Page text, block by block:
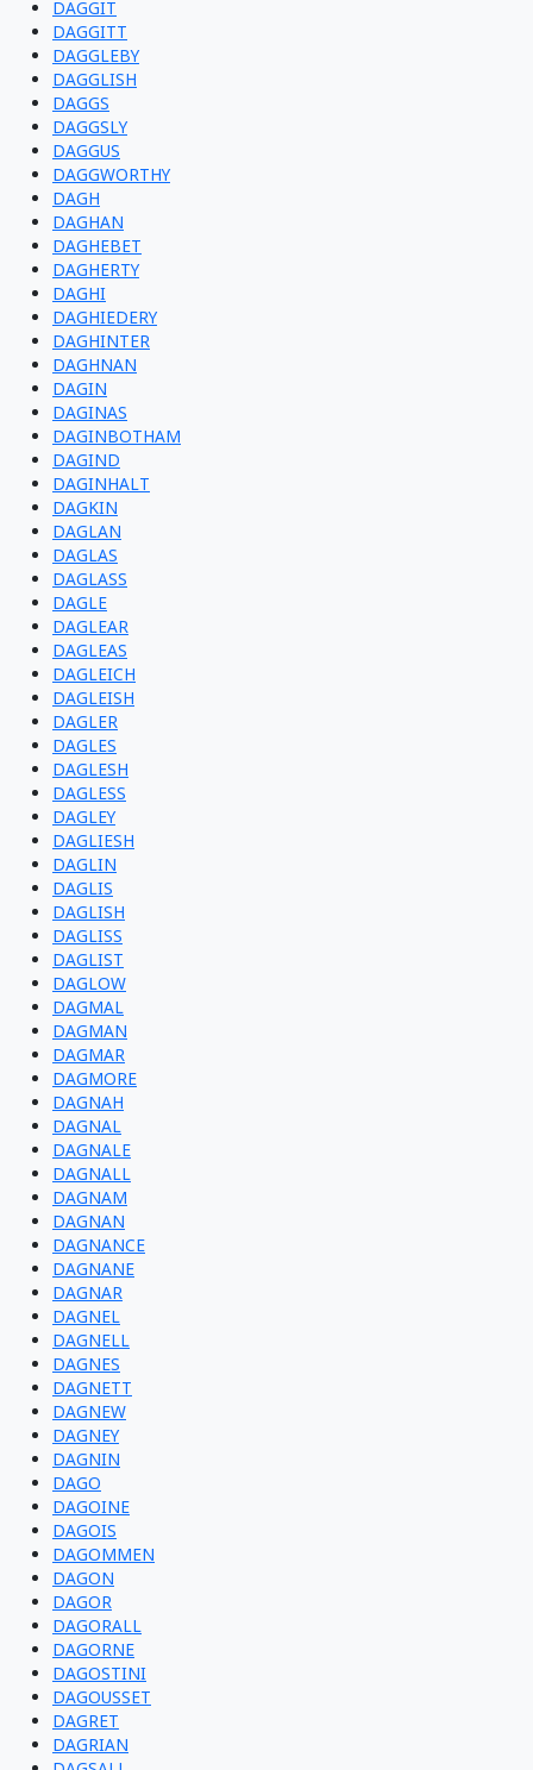
DAGGIT
DAGGITT
DAGGLEBY
DAGGLISH
DAGGS
DAGGSLY
DAGGUS
DAGGWORTHY
DAGH
DAGHAN
DAGHEBET
DAGHERTY
DAGHI
DAGHIEDERY
DAGHINTER
DAGHNAN
DAGIN
DAGINAS
DAGINBOTHAM
DAGIND
DAGINHALT
DAGKIN
DAGLAN
DAGLAS
DAGLASS
DAGLE
DAGLEAR
DAGLEAS
DAGLEICH
DAGLEISH
DAGLER
DAGLES
DAGLESH
DAGLESS
DAGLEY
DAGLIESH
DAGLIN
DAGLIS
DAGLISH
DAGLISS
DAGLIST
DAGLOW
DAGMAL
DAGMAN
DAGMAR
DAGMORE
DAGNAH
DAGNAL
DAGNALE
DAGNALL
DAGNAM
DAGNAN
DAGNANCE
DAGNANE
DAGNAR
DAGNEL
DAGNELL
DAGNES
DAGNETT
DAGNEW
DAGNEY
DAGNIN
DAGO
DAGOINE
DAGOIS
DAGOMMEN
DAGON
DAGOR
DAGORALL
DAGORNE
DAGOSTINI
DAGOUSSET
DAGRET
DAGRIAN